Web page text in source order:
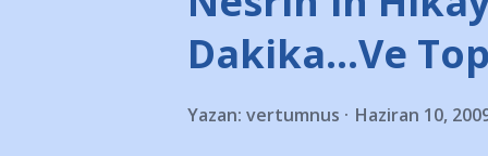
takımlarının Futbol
görmek istemediklerini bir
bildiriyordu.. Bu grup
Dakika…Ve
Yazan: vertumnus Haziran 10,